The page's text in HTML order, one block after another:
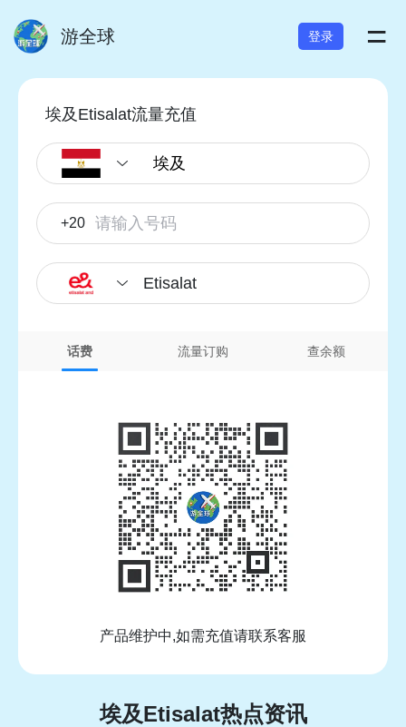
游全球 登录 =
埃及Etisalat流量充值
+20
Etisalat
话费 流量订购 查余额
产品维护中,如需充值请联系客服
埃及Etisalat热点资讯